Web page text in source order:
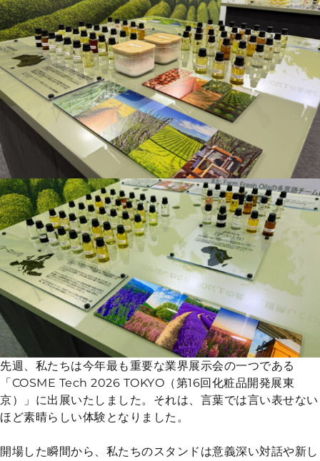
先週、私たちは今年最も重要な業界展示会の一つである
「 COSME Tech 2026 TOKYO （第16回化粧品開発展東
京）」に出展いたしました。それは、言葉では言い表せない
ほど素晴らしい体験となりました。
開場した瞬間から、私たちのスタンドは意義深い対話や新し